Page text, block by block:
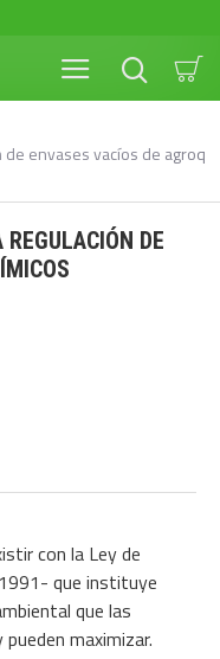
de envases vacíos de agroq
DE
con la Ley de
que instituye
que las
maximizar.